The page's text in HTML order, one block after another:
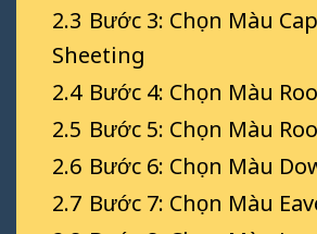
2.3 Bước 3: Chọn Màu
Sheeting
2.4 Bước 4: Chọn Màu
2.5 Bước 5: Chọn Màu
2.6 Bước 6: Chọn Màu
2.7 Bước 7: Chọn Màu